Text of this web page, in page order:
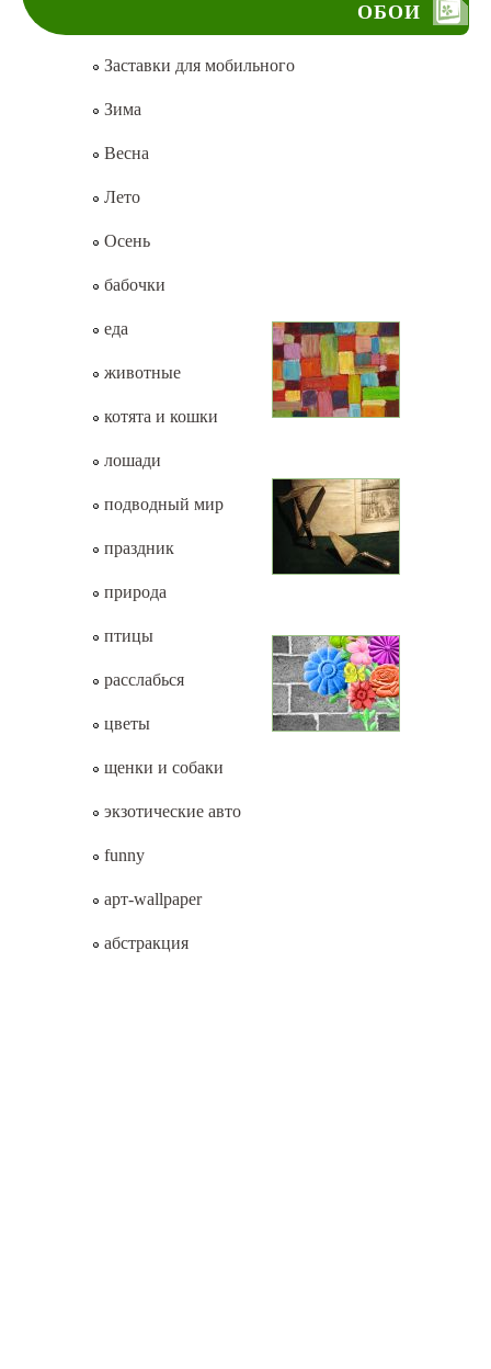
ОБОИ
Заставки для мобильного
Зима
Весна
Лето
Осень
бабочки
еда
животные
котята и кошки
лошади
подводный мир
праздник
природа
птицы
расслабься
цветы
щенки и собаки
экзотические авто
funny
арт-wallpaper
абстракция